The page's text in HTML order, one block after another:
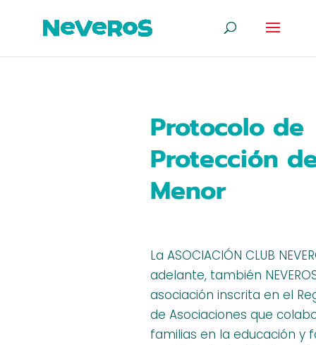
Protocolo de
Protección
Menor
La ASOCIACIÓN CLUB
adelante, también
asociación inscrita en el
de Asociaciones que
familias en la educación y